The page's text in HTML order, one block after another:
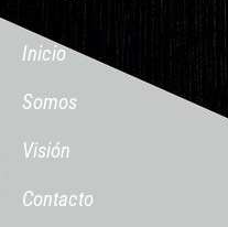
Inicio
Somos
Visión
Contacto